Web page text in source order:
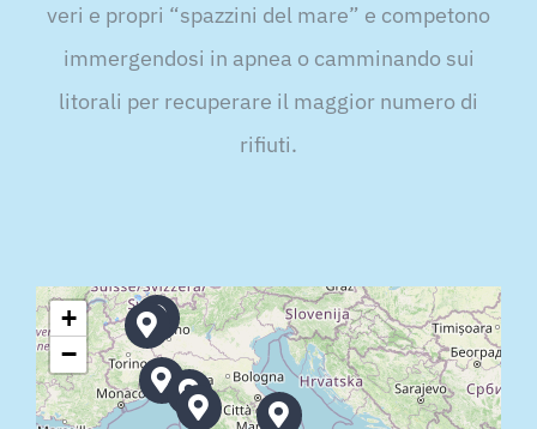
veri e propri “spazzini del mare” e competono
immergendosi in apnea o camminando sui
litorali per recuperare il maggior numero di
rifiuti.
+
−